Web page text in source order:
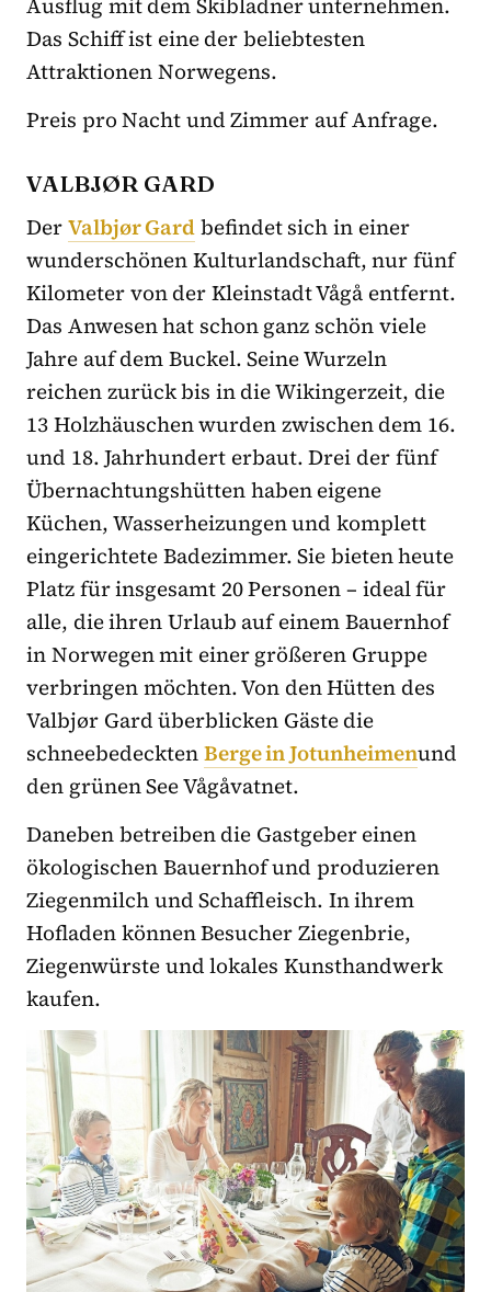
Ausflug mit dem Skibladner unternehmen.
Das Schiff ist eine der beliebtesten
Attraktionen Norwegens.
Preis pro Nacht und Zimmer auf Anfrage.
VALBJØR GARD
DerValbjør Gardbefindet sich in einer
wunderschönen Kulturlandschaft, nur fünf
Kilometer von der Kleinstadt Vågå entfernt.
Das Anwesen hat schon ganz schön viele
Jahre auf dem Buckel. Seine Wurzeln
reichen zurück bis in die Wikingerzeit, die
13 Holzhäuschen wurden zwischen dem 16.
und 18. Jahrhundert erbaut. Drei der fünf
Übernachtungshütten haben eigene
Küchen, Wasserheizungen und komplett
eingerichtete Badezimmer. Sie bieten heute
Platz für insgesamt 20 Personen – ideal für
alle, die ihren Urlaub auf einem Bauernhof
in Norwegen mit einer größeren Gruppe
verbringen möchten. Von den Hütten des
Valbjør Gard überblicken Gäste die
schneebedecktenBerge in Jotunheimenund
den grünen See Vågåvatnet.
Daneben betreiben die Gastgeber einen
ökologischen Bauernhof und produzieren
Ziegenmilch und Schaffleisch. In ihrem
Hofladen können Besucher Ziegenbrie,
Ziegenwürste und lokales Kunsthandwerk
kaufen.